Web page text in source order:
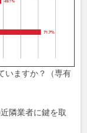
いますか？（専有
隣業者に鍵を取